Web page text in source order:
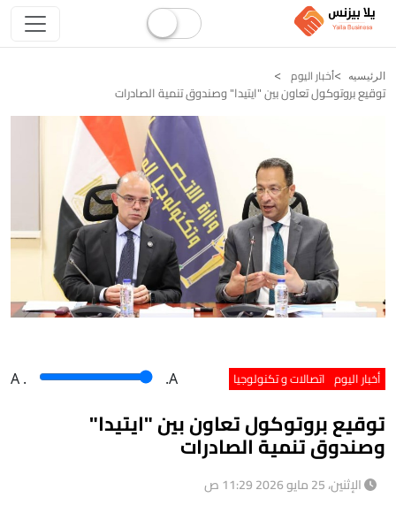
الرئيسيه أخبار اليوم
توقيع بروتوكول تعاون بين "ايتيدا" وصندوق تنمية الصادرات
أخبار اليوم اتصالات و تكنولوجيا A . .A
توقيع بروتوكول تعاون بين "ايتيدا"
وصندوق تنمية الصادرات
الإثنين، 25 مايو 2026 11:29 ص